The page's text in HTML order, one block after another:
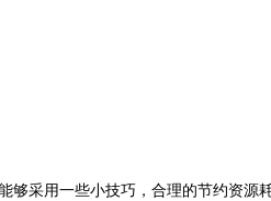
够采用一些小技巧，合理的节约资源